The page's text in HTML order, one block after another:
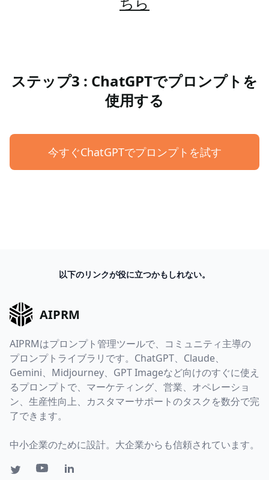
ステップ3 : ChatGPTでプロンプトを
使用する
今すぐChatGPTでプロンプトを試す
以下のリンクが役に立つかもしれない。
AIPRM
AIPRMはプロンプト管理ツールで、コミュニティ主導の
プロンプトライブラリです。ChatGPT、Claude、
Gemini、Midjourney、GPT Imageなど向けのすぐに使え
るプロンプトで、マーケティング、営業、オペレーショ
ン、生産性向上、カスタマーサポートのタスクを数分で完
了できます。
中小企業のために設計。大企業からも信頼されています。